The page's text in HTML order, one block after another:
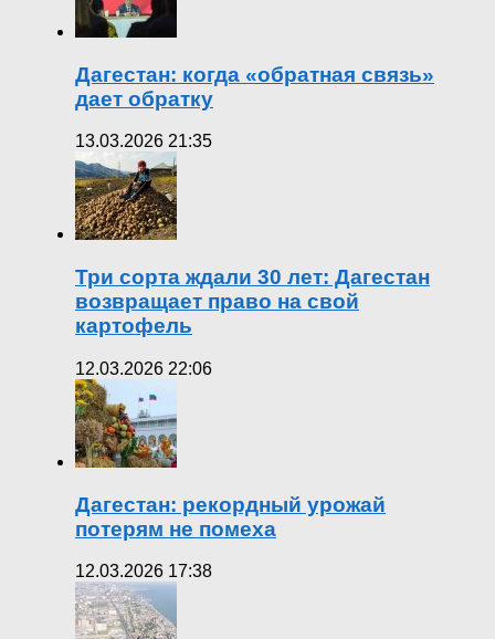
Дагестан: когда «обратная связь»
дает обратку
13.03.2026 21:35
Три сорта ждали 30 лет: Дагестан
возвращает право на свой
картофель
12.03.2026 22:06
Дагестан: рекордный урожай
потерям не помеха
12.03.2026 17:38